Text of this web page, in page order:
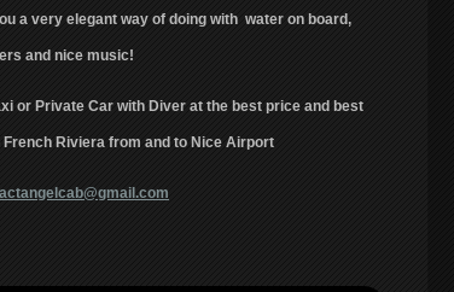
a very elegant way of doing with water on board,
and nice music!
or Private Car with Diver at the best price and best
Riviera from and to Nice Airport